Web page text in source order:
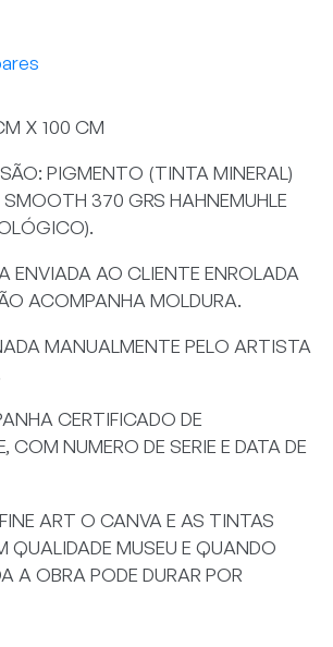
X 100 CM
PIGMENTO (TINTA MINERAL)
370 GRS HAHNEMUHLE
ENVIADA AO CLIENTE ENROLADA
ACOMPANHA MOLDURA.
MANUALMENTE PELO ARTISTA
CERTIFICADO DE
COM NUMERO DE SERIE E DATA DE
ART O CANVA E AS TINTAS
QUALIDADE MUSEU E QUANDO
A OBRA PODE DURAR POR